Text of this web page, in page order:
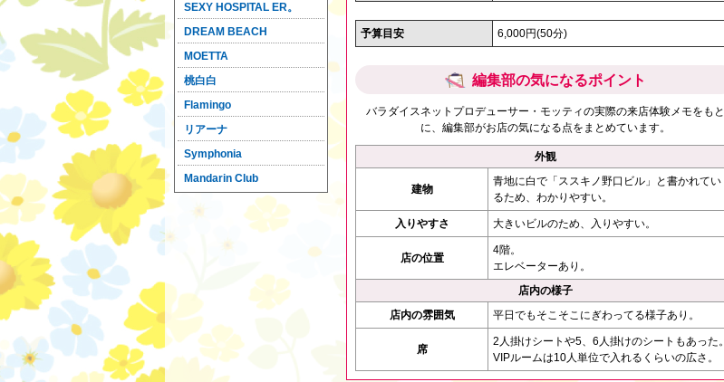
SEXY HOSPITAL ER。
DREAM BEACH
MOETTA
桃白白
Flamingo
リアーナ
Symphonia
Mandarin Club
予算目安 6,000円(50分)
編集部の気になるポイント
バラダイスネットプロデューサー・モッティの実際の来店体験メモをもと
に、編集部がお店の気になる点をまとめています。
外観
建物
青地に白で「ススキノ野口ビル」と書かれてい
るため、わかりやすい。
入りやすさ 大きいビルのため、入りやすい。
店の位置
4階。
エレベーターあり。
店内の様子
店内の雰囲気
平日でもそこそこにぎわってる様子あり。
席
2人掛けシートや5、6人掛けのシートもあった。
VIPルームは10人単位で入れるくらいの広さ。